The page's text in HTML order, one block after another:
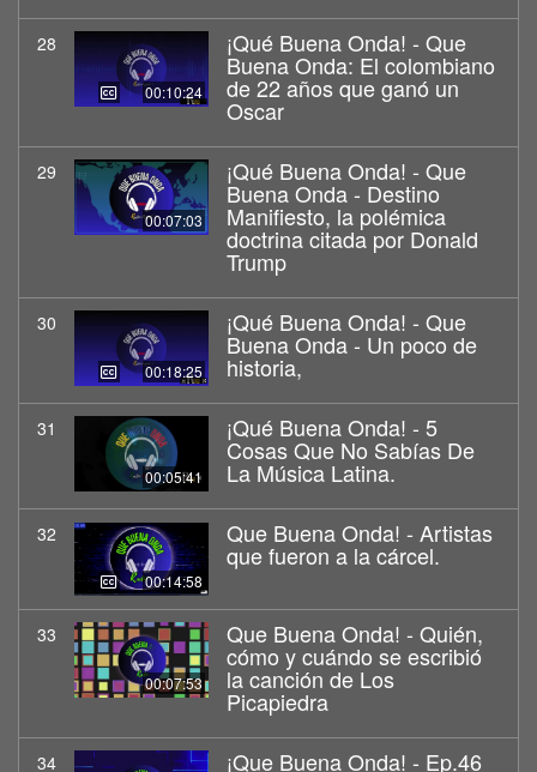
28
00:10:24
¡Qué Buena Onda! - Que
Buena Onda: El colombiano
de 22 años que ganó un
Oscar
29
00:07:03
¡Qué Buena Onda! - Que
Buena Onda - Destino
Manifiesto, la polémica
doctrina citada por Donald
Trump
30
00:18:25
¡Qué Buena Onda! - Que
Buena Onda - Un poco de
historia,
31
00:05:41
¡Qué Buena Onda! - 5
Cosas Que No Sabías De
La Música Latina.
32
00:14:58
Que Buena Onda! - Artistas
que fueron a la cárcel.
33
00:07:53
Que Buena Onda! - Quién,
cómo y cuándo se escribió
la canción de Los
Picapiedra
34 ¡Que Buena Onda! - Ep.46